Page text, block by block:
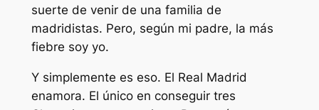
suerte de venir de una familia de
madridistas. Pero, según mi padre, la más
fiebre soy yo.
Y simplemente es eso. El Real Madrid
enamora. El único en conseguir tres